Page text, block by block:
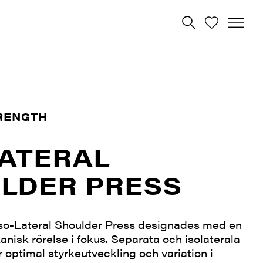
PRESS
Lateral Shoulder Press designades med en
rörelse i fokus. Separata och isolaterala
optimal styrkeutveckling och variation i